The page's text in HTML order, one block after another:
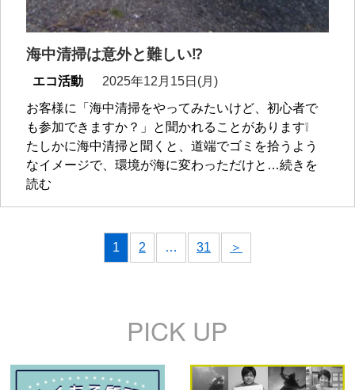
海中清掃は意外と難しい⁉
エコ活動
2025年12月15日(月)
お客様に「海中清掃をやってみたいけど、初心者で
も参加できますか？」と聞かれることがあります❕
たしかに海中清掃と聞くと、道端でゴミを拾うよう
なイメージで、環境が海に変わっただけと…続きを
読む
1 2 … 31 ＞
PICK UP